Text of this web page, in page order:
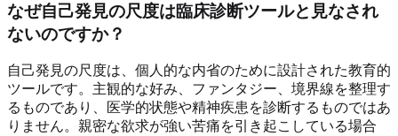
なぜ自己発見の尺度は臨床診断ツールと見なされ
ないのですか？
自己発見の尺度は、個人的な内省のために設計された教育的
ツールです。主観的な好み、ファンタジー、境界線を整理す
るものであり、医学的状態や精神疾患を診断するものではあ
りません。親密な欲求が強い苦痛を引き起こしている場合